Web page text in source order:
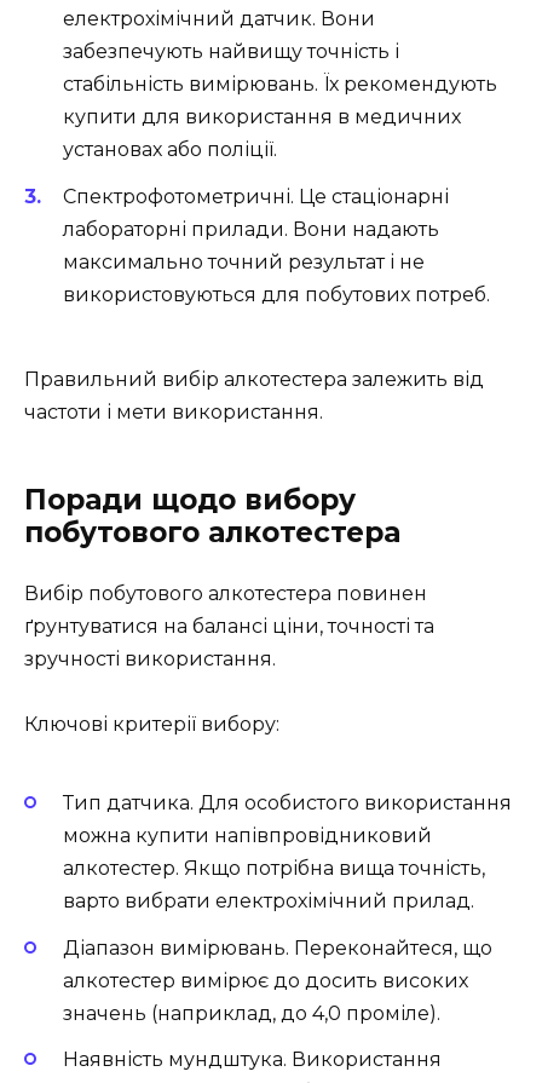
електрохімічний датчик. Вони
забезпечують найвищу точність і
стабільність вимірювань. Їх рекомендують
купити для використання в медичних
установах або поліції.
Спектрофотометричні. Це стаціонарні
лабораторні прилади. Вони надають
максимально точний результат і не
використовуються для побутових потреб.
Правильний вибір алкотестера залежить від
частоти і мети використання.
Поради щодо вибору
побутового алкотестера
Вибір побутового алкотестера повинен
ґрунтуватися на балансі ціни, точності та
зручності використання.
Ключові критерії вибору:
Тип датчика. Для особистого використання
можна купити напівпровідниковий
алкотестер. Якщо потрібна вища точність,
варто вибрати електрохімічний прилад.
Діапазон вимірювань. Переконайтеся, що
алкотестер вимірює до досить високих
значень (наприклад, до 4,0 проміле).
Наявність мундштука. Використання